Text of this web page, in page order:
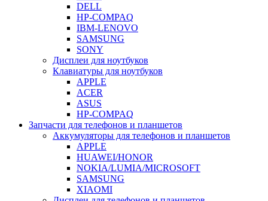
DELL
HP-COMPAQ
IBM-LENOVO
SAMSUNG
SONY
Дисплеи для ноутбуков
Клавиатуры для ноутбуков
APPLE
ACER
ASUS
HP-COMPAQ
Запчасти для телефонов и планшетов
Аккумуляторы для телефонов и планшетов
APPLE
HUAWEI/HONOR
NOKIA/LUMIA/MICROSOFT
SAMSUNG
XIAOMI